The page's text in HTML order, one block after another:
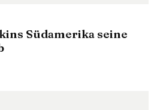
Südamerika seine